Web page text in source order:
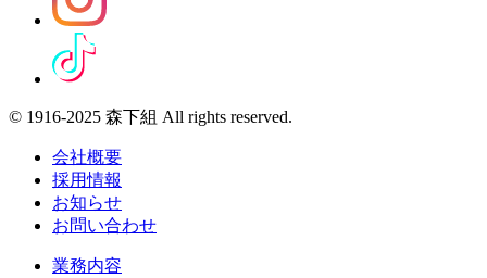
© 1916-2025 森下組 All rights reserved.
会社概要
採用情報
お知らせ
お問い合わせ
業務内容